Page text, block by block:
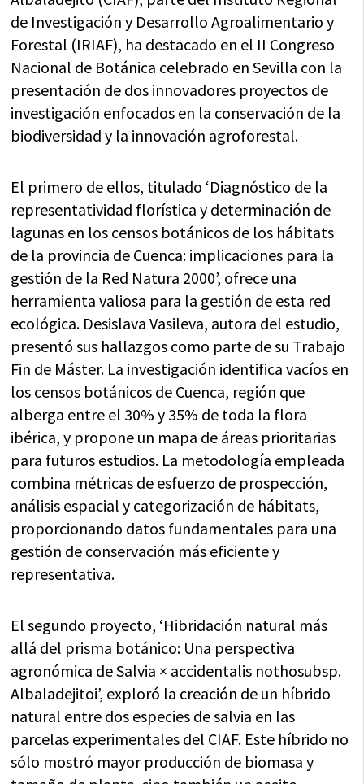
de Investigación y Desarrollo Agroalimentario y
Forestal (IRIAF), ha destacado en el II Congreso
Nacional de Botánica celebrado en Sevilla con la
presentación de dos innovadores proyectos de
investigación enfocados en la conservación de la
biodiversidad y la innovación agroforestal.
El primero de ellos, titulado ‘Diagnóstico de la
representatividad florística y determinación de
lagunas en los censos botánicos de los hábitats
de la provincia de Cuenca: implicaciones para la
gestión de la Red Natura 2000’, ofrece una
herramienta valiosa para la gestión de esta red
ecológica. Desislava Vasileva, autora del estudio,
presentó sus hallazgos como parte de su Trabajo
Fin de Máster. La investigación identifica vacíos en
los censos botánicos de Cuenca, región que
alberga entre el 30% y 35% de toda la flora
ibérica, y propone un mapa de áreas prioritarias
para futuros estudios. La metodología empleada
combina métricas de esfuerzo de prospección,
análisis espacial y categorización de hábitats,
proporcionando datos fundamentales para una
gestión de conservación más eficiente y
representativa.
El segundo proyecto, ‘Hibridación natural más
allá del prisma botánico: Una perspectiva
agronómica de Salvia × accidentalis nothosubsp.
Albaladejitoi’, exploró la creación de un híbrido
natural entre dos especies de salvia en las
parcelas experimentales del CIAF. Este híbrido no
sólo mostró mayor producción de biomasa y